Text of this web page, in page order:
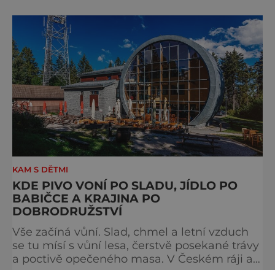
některé exponáty připomínají využití koní ve
vojenství, dopravě, honech či dostizích.
[caption id="attachment_74515
KAM S DĚTMI
KDE PIVO VONÍ PO SLADU, JÍDLO PO
BABIČCE A KRAJINA PO
DOBRODRUŽSTVÍ
Vše začíná vůní. Slad, chmel a letní vzduch
se tu mísí s vůní lesa, čerstvě posekané trávy
a poctivě opečeného masa. V Českém ráji a